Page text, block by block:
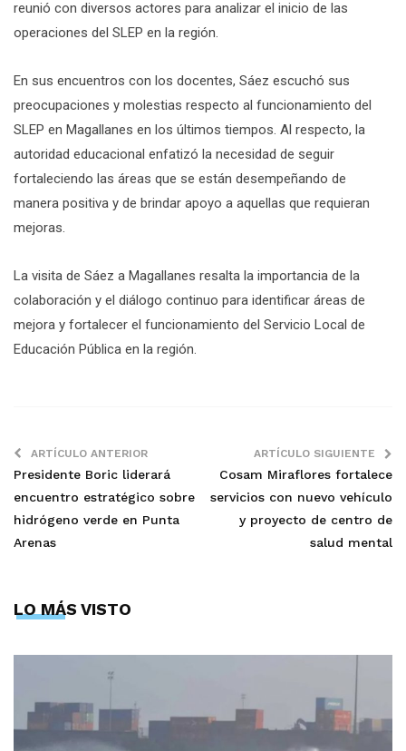
reunió con diversos actores para analizar el inicio de las
operaciones del SLEP en la región.
En sus encuentros con los docentes, Sáez escuchó sus
preocupaciones y molestias respecto al funcionamiento del
SLEP en Magallanes en los últimos tiempos. Al respecto, la
autoridad educacional enfatizó la necesidad de seguir
fortaleciendo las áreas que se están desempeñando de
manera positiva y de brindar apoyo a aquellas que requieran
mejoras.
La visita de Sáez a Magallanes resalta la importancia de la
colaboración y el diálogo continuo para identificar áreas de
mejora y fortalecer el funcionamiento del Servicio Local de
Educación Pública en la región.
ARTÍCULO ANTERIOR
Presidente Boric liderará
encuentro estratégico sobre
hidrógeno verde en Punta
Arenas
ARTÍCULO SIGUIENTE
Cosam Miraflores fortalece
servicios con nuevo vehículo
y proyecto de centro de
salud mental
LO MÁS VISTO